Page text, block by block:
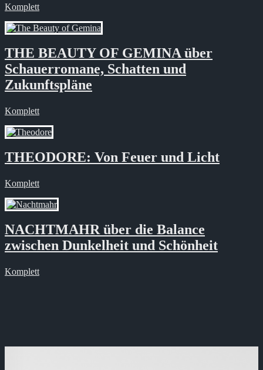
Komplett
THE BEAUTY OF GEMINA über
Schauerromane, Schatten und
Zukunftspläne
Komplett
THEODORE: Von Feuer und Licht
Komplett
NACHTMAHR über die Balance
zwischen Dunkelheit und Schönheit
Komplett